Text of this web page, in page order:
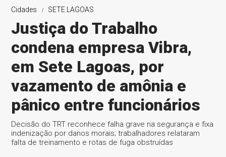
Cidades SETE LAGOAS
Justiça do Trabalho
condena empresa Vibra,
em Sete Lagoas, por
vazamento de amônia e
pânico entre funcionários
Decisão do TRT reconhece falha grave na segurança e fixa
indenização por danos morais; trabalhadores relataram
falta de treinamento e rotas de fuga obstruídas